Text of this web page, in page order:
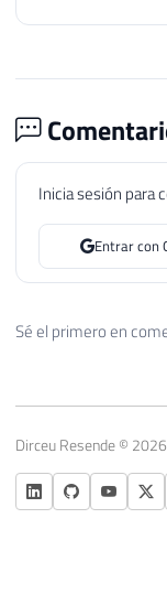
Inicia sesión para
Entrar con
Sé el primero en
Dirceu Resende ©